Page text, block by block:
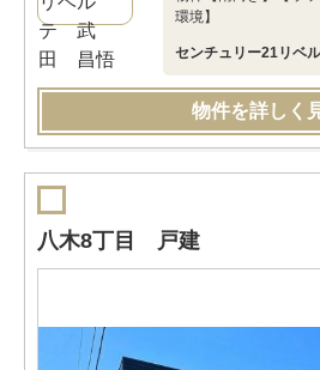
環境】
センチュリー21リ
物件を詳しく
八木8丁目 戸建